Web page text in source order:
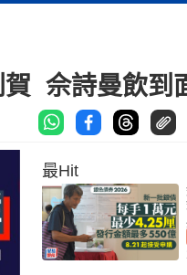
佘詩曼飲到
最Hit